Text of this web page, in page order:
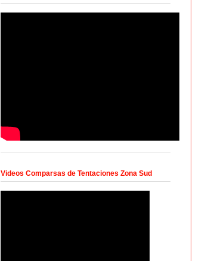
Videos Comparsas de Tentaciones Zona Sud